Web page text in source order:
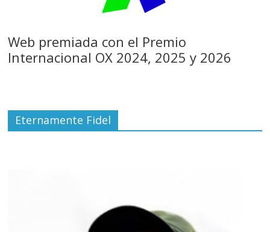
Web premiada con el Premio
Internacional OX 2024, 2025 y 2026
Eternamente Fidel